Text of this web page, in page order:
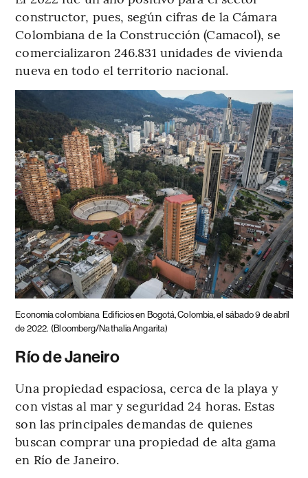
constructor, pues, según cifras de la Cámara
Colombiana de la Construcción (Camacol), se
comercializaron 246.831 unidades de vivienda
nueva en todo el territorio nacional.
Economía colombiana Edificios en Bogotá, Colombia, el sábado 9 de abril
de 2022. (Bloomberg/Nathalia Angarita)
Río de Janeiro
Una propiedad espaciosa, cerca de la playa y
con vistas al mar y seguridad 24 horas. Estas
son las principales demandas de quienes
buscan comprar una propiedad de alta gama
en Río de Janeiro.